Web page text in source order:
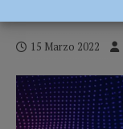
15 Marzo 2022